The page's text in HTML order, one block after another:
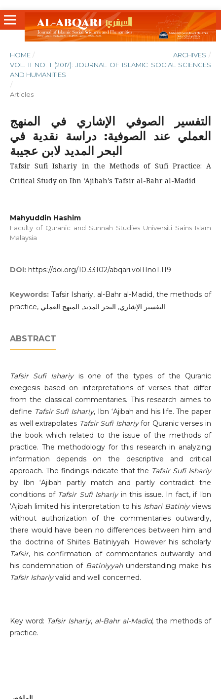
HOME / ARCHIVES /
VOL. 11 NO. 1 (2017): JOURNAL OF ISLAMIC SOCIAL SCIENCES
AND HUMANITIES
/
Articles
التفسير الصوفي الإشاري في المنهج
العملي عند الصوفية: دراسة نقدية في
البحر المديد لابن عجيبة
Tafsir Sufi Ishariy in the Methods of Sufi Practice: A
Critical Study on Ibn ‘Ajibah’s Tafsir al-Bahr al-Madid
Mahyuddin Hashim
Faculty of Quranic and Sunnah Studies Universiti Sains Islam
Malaysia
DOI: https://doi.org/10.33102/abqari.vol11no1.119
Keywords: Tafsir Ishariy, al-Bahr al-Madid, the methods of
practice, التفسير الإشاري, البحر المديد, المنهج العملي
ABSTRACT
Tafsir Sufi Ishariyis one of the types of the Quranic
exegesis based on interpretations of verses that differ
from the classical commentaries. This research aimes to
define Tafsir Sufi Ishariy, Ibn ‘Ajibah and his life. The paper
as well extrapolates Tafsir Sufi Ishariyfor Quranic verses in
the book which related to the issue of the methods of
practice. The methodology for this research in analyzing
information depends on the descriptive and critical
approach. The findings indicate that the Tafsir Sufi Ishariy
by Ibn ‘Ajibah partly match and partly contradict the
conditions of Tafsir Sufi Ishariyin this issue. In fact, if Ibn
‘Ajibah limited his interpretation to his Ishari Batiniyviews
without authorization of the commentaries outwardly,
there would have been no differences between him and
the doctrine of Shiites Batiniyyah. However his scholarly
Tafsir, his confirmation of commentaries outwardly and
his condemnation of Batiniyyahunderstanding make his
Tafsir Ishariyvalid and well concerned.
Key word: Tafsir Ishariy, al-Bahr al-Madid, the methods of
practice.